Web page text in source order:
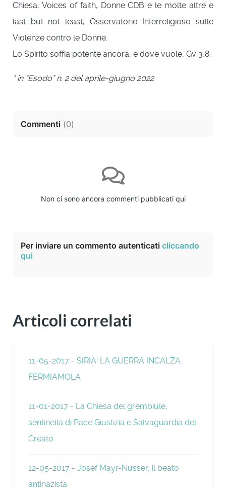
Chiesa, Voices of faith, Donne CDB e le molte altre e
last but not least, Osservatorio Interreligioso sulle
Violenze contro le Donne.
Lo Spirito soffia potente ancora, e dove vuole, Gv 3,8.
* in “Esodo” n. 2 del aprile-giugno 2022
Commenti (0)
Non ci sono ancora commenti pubblicati qui
Per inviare un commento autenticati cliccando
qui
Articoli correlati
11-05-2017 - SIRIA: LA GUERRA INCALZA.
FERMIAMOLA
11-01-2017 - La Chiesa del grembiule,
sentinella di Pace Giustizia e Salvaguardia del
Creato
12-05-2017 - Josef Mayr-Nusser, il beato
antinazista